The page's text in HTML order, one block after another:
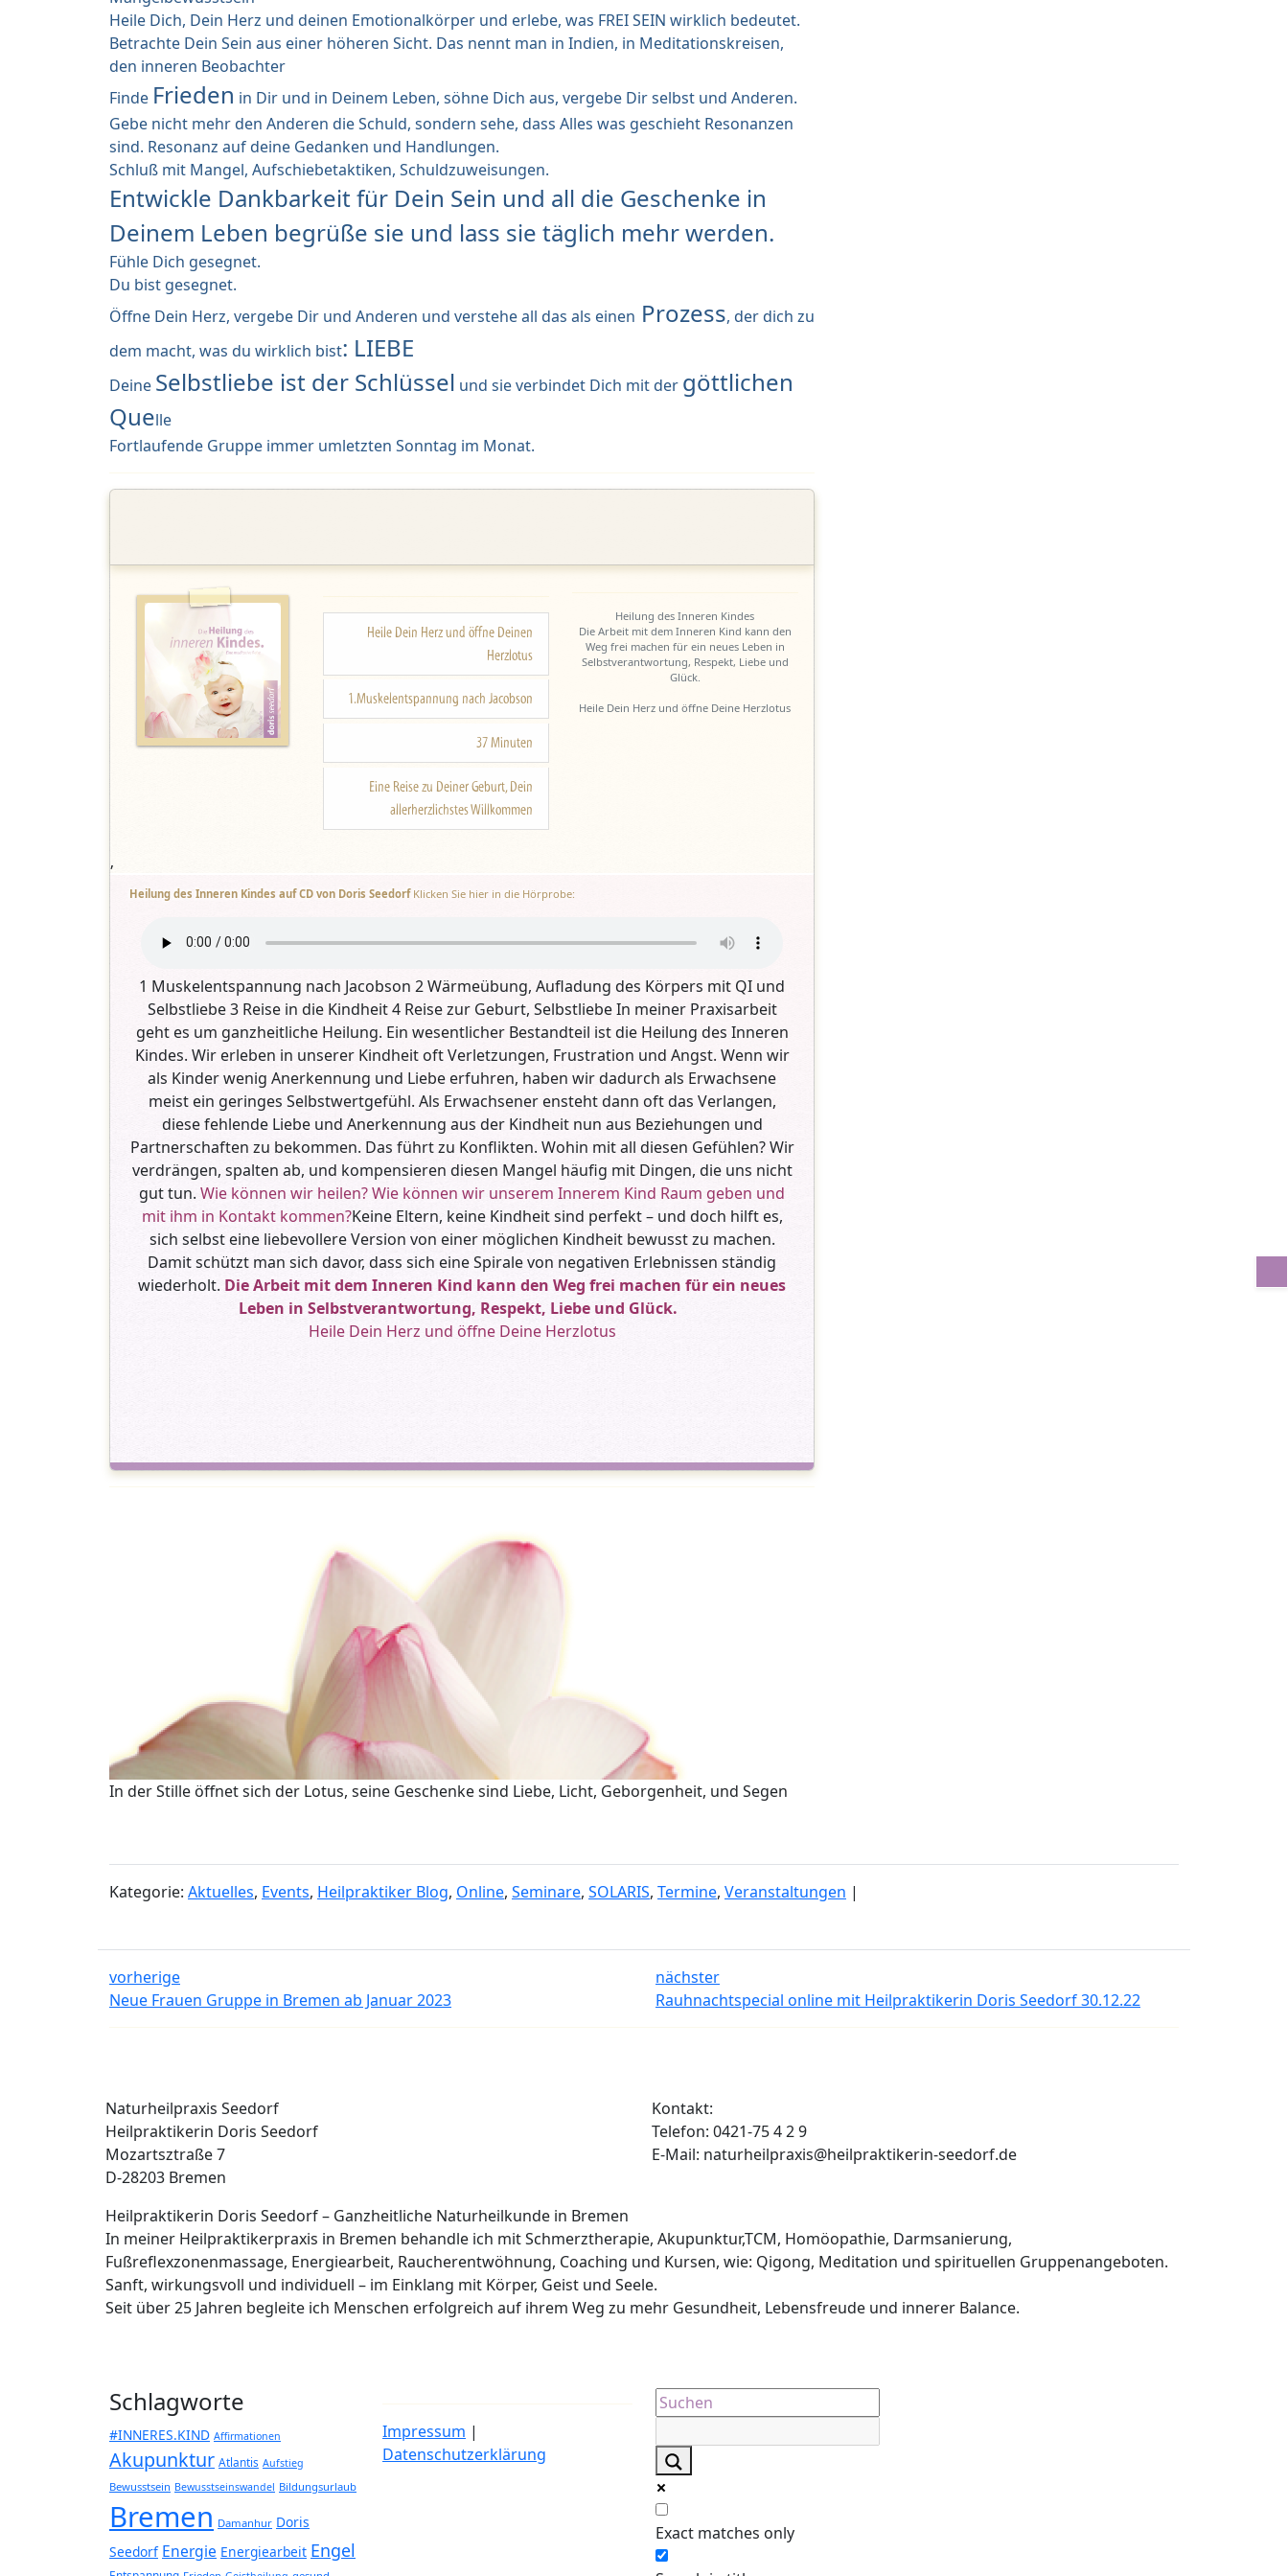
Heile Dich, Dein Herz und deinen Emotionalkörper und erlebe, was FREI SEIN wirklich bedeutet.
Betrachte Dein Sein aus einer höheren Sicht. Das nennt man in Indien, in Meditationskreisen,
den inneren Beobachter
Finde Frieden in Dir und in Deinem Leben, söhne Dich aus, vergebe Dir selbst und Anderen.
Gebe nicht mehr den Anderen die Schuld, sondern sehe, dass Alles was geschieht Resonanzen
sind. Resonanz auf deine Gedanken und Handlungen.
Schluß mit Mangel, Aufschiebetaktiken, Schuldzuweisungen.
Entwickle Dankbarkeit für Dein Sein und all die Geschenke in
Deinem Leben begrüße sie und lass sie täglich mehr werden.
Fühle Dich gesegnet.
Du bist gesegnet.
Öffne Dein Herz, vergebe Dir und Anderen und verstehe all das als einen Prozess, der dich zu
dem macht, was du wirklich bist: LIEBE
Deine Selbstliebe ist der Schlüssel und sie verbindet Dich mit der göttlichen
Quelle
Fortlaufende Gruppe immer umletzten Sonntag im Monat.
Heile Dein Herz und öffne Deinen
Herzlotus
1.Muskelentspannung nach Jacobson
37 Minuten
Eine Reise zu Deiner Geburt, Dein
allerherzlichstes Willkommen
Heilung des Inneren Kindes
Die Arbeit mit dem Inneren Kind kann den
Weg frei machen für ein neues Leben in
Selbstverantwortung, Respekt, Liebe und
Glück.
Heile Dein Herz und öffne Deine Herzlotus
‚
Heilung des Inneren Kindes auf CD von Doris SeedorfKlicken Sie hier in die Hörprobe:
1 Muskelentspannung nach Jacobson 2 Wärmeübung, Aufladung des Körpers mit QI und
Selbstliebe 3 Reise in die Kindheit 4 Reise zur Geburt, Selbstliebe In meiner Praxisarbeit
geht es um ganzheitliche Heilung. Ein wesentlicher Bestandteil ist die Heilung des Inneren
Kindes. Wir erleben in unserer Kindheit oft Verletzungen, Frustration und Angst. Wenn wir
als Kinder wenig Anerkennung und Liebe erfuhren, haben wir dadurch als Erwachsene
meist ein geringes Selbstwertgefühl. Als Erwachsener ensteht dann oft das Verlangen,
diese fehlende Liebe und Anerkennung aus der Kindheit nun aus Beziehungen und
Partnerschaften zu bekommen. Das führt zu Konflikten. Wohin mit all diesen Gefühlen? Wir
verdrängen, spalten ab, und kompensieren diesen Mangel häufig mit Dingen, die uns nicht
gut tun. Wie können wir heilen?Wie können wir unserem Innerem Kind Raum geben und
mit ihm in Kontakt kommen?Keine Eltern, keine Kindheit sind perfekt – und doch hilft es,
sich selbst eine liebevollere Version von einer möglichen Kindheit bewusst zu machen.
Damit schützt man sich davor, dass sich eine Spirale von negativen Erlebnissen ständig
wiederholt. Die Arbeit mit dem Inneren Kind kann den Weg frei machen für ein neues
Leben in Selbstverantwortung, Respekt, Liebe und Glück.
Heile Dein Herz und öffne Deine Herzlotus
In der Stille öffnet sich der Lotus, seine Geschenke sind Liebe, Licht, Geborgenheit, und Segen
Kategorie: Aktuelles, Events, Heilpraktiker Blog, Online, Seminare, SOLARIS, Termine, Veranstaltungen |
vorherige
Neue Frauen Gruppe in Bremen ab Januar 2023
nächster
Rauhnachtspecial online mit Heilpraktikerin Doris Seedorf 30.12.22
Naturheilpraxis Seedorf
Heilpraktikerin Doris Seedorf
Mozartsztraße 7
D-28203 Bremen
Kontakt:
Telefon: 0421-75 4 2 9
E-Mail: naturheilpraxis@heilpraktikerin-seedorf.de
Heilpraktikerin Doris Seedorf – Ganzheitliche Naturheilkunde in Bremen
In meiner Heilpraktikerpraxis in Bremen behandle ich mit Schmerztherapie, Akupunktur,TCM, Homöopathie, Darmsanierung,
Fußreflexzonenmassage, Energiearbeit, Raucherentwöhnung, Coaching und Kursen, wie: Qigong, Meditation und spirituellen Gruppenangeboten.
Sanft, wirkungsvoll und individuell – im Einklang mit Körper, Geist und Seele.
Seit über 25 Jahren begleite ich Menschen erfolgreich auf ihrem Weg zu mehr Gesundheit, Lebensfreude und innerer Balance.
Schlagworte
#INNERES.KIND Affirmationen
Akupunktur Atlantis Aufstieg
Bewusstsein Bewusstseinswandel Bildungsurlaub
Bremen Damanhur Doris
Seedorf Energie Energiearbeit Engel
Impressum |
Datenschutzerklärung
Exact matches only